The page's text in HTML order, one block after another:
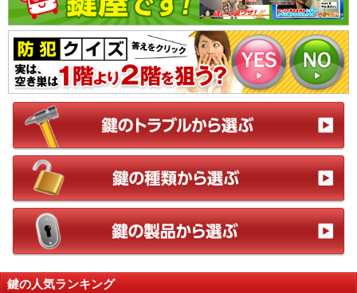
鍵の人気ランキング